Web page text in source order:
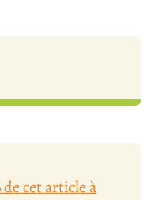
de cet article à